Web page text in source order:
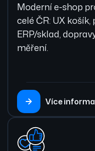
Moderní e-shop
celé ČR: UX
ERP/sklad,
měření.
Více